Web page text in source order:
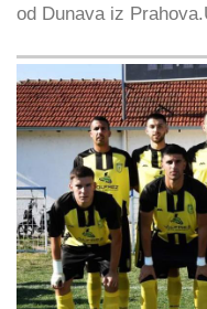
od Dunava iz